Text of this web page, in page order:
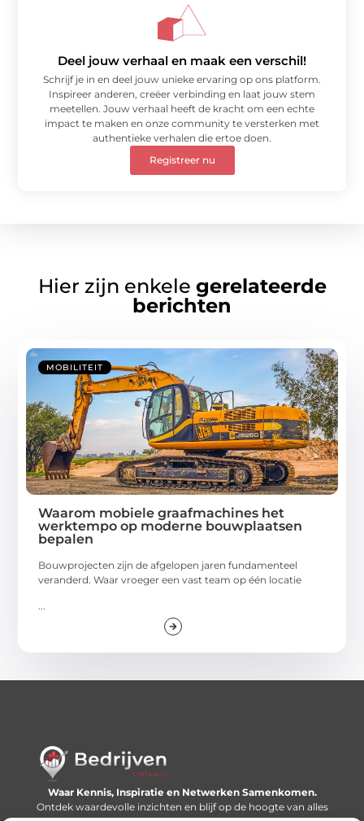
Deel jouw verhaal en maak een verschil!
Schrijf je in en deel jouw unieke ervaring op ons platform.
Inspireer anderen, creëer verbinding en laat jouw stem
meetellen. Jouw verhaal heeft de kracht om een echte
impact te maken en onze community te versterken met
authentieke verhalen die ertoe doen.
Registreer nu
Hier zijn enkele gerelateerde
berichten
MOBILITEIT
Waarom mobiele graafmachines het
werktempo op moderne bouwplaatsen
bepalen
Bouwprojecten zijn de afgelopen jaren fundamenteel
veranderd. Waar vroeger een vast team op één locatie
...
Waar Kennis, Inspiratie en Netwerken Samenkomen.
Ontdek waardevolle inzichten en blijf op de hoogte van alles